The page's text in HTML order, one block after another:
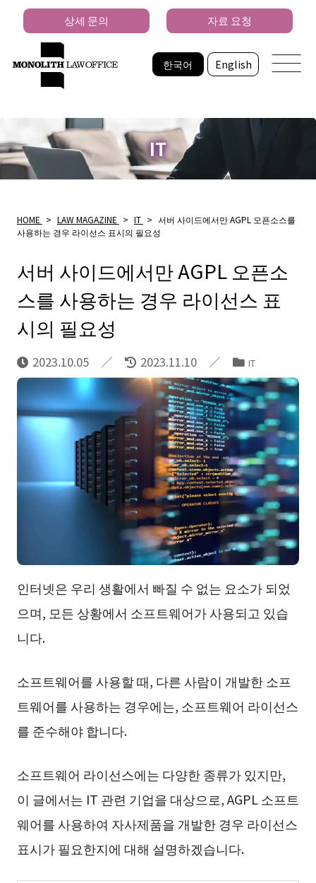
한국어 English
상세 문의 자료 요청
IT
HOME > LAW MAGAZINE > IT > 서버 사이드에서만 AGPL 오픈소스를
사용하는 경우 라이선스 표시의 필요성
서버 사이드에서만 AGPL 오픈소
스를 사용하는 경우 라이선스 표
시의 필요성
2023.10.05 2023.11.10 IT
인터넷은 우리 생활에서 빠질 수 없는 요소가 되었
으며, 모든 상황에서 소프트웨어가 사용되고 있습
니다.
소프트웨어를 사용할 때, 다른 사람이 개발한 소프
트웨어를 사용하는 경우에는, 소프트웨어 라이선스
를 준수해야 합니다.
소프트웨어 라이선스에는 다양한 종류가 있지만,
이 글에서는 IT 관련 기업을 대상으로, AGPL 소프트
웨어를 사용하여 자사제품을 개발한 경우 라이선스
표시가 필요한지에 대해 설명하겠습니다.